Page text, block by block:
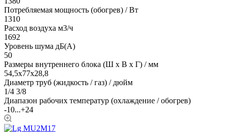
Потребляемая мощность (обогрев) / Вт
1310
Расход воздуха м3/ч
1692
Уровень шума дБ(А)
50
Размеры внутреннего блока (Ш х В х Г) / мм
54,5х77х28,8
Диаметр труб (жидкость / газ) / дюйм
1/4 3/8
Диапазон рабочих температур (охлаждение / обогрев)
-10...+24